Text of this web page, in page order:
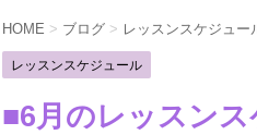
HOME > ブログ > レッスンスケジュー
レッスンスケジュール
■6月のレッスンス